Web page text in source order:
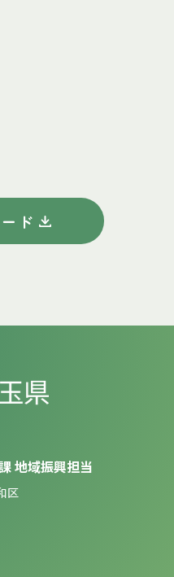
ド
地域振興担当
区